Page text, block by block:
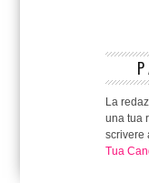
La
una tua
scrivere
Tua